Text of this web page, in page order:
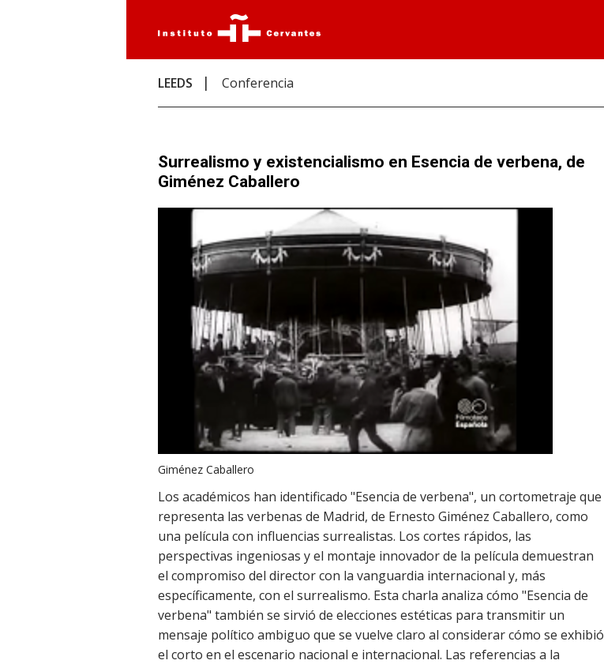
LEEDS Conferencia
Surrealismo y existencialismo en Esencia de verbena, de
Giménez Caballero
Giménez Caballero
Los académicos han identificado "Esencia de verbena", un cortometraje que
representa las verbenas de Madrid, de Ernesto Giménez Caballero, como
una película con influencias surrealistas. Los cortes rápidos, las
perspectivas ingeniosas y el montaje innovador de la película demuestran
el compromiso del director con la vanguardia internacional y, más
específicamente, con el surrealismo. Esta charla analiza cómo "Esencia de
verbena" también se sirvió de elecciones estéticas para transmitir un
mensaje político ambiguo que se vuelve claro al considerar cómo se exhibió
el corto en el escenario nacional e internacional. Las referencias a la